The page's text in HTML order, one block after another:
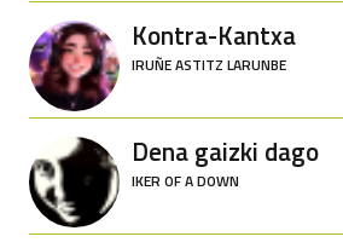
Kontra-Kantxa
IRUÑE ASTITZ LARUNBE
Dena gaizki dago
IKER OF A DOWN